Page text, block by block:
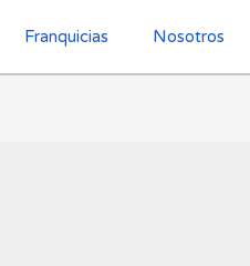
Franquicias Nosotros